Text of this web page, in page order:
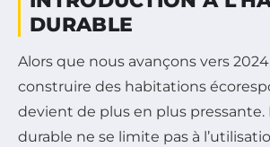
DURABLE
Alors que nous avançons vers
construire des habitations
devient de plus en plus pressante.
durable ne se limite pas à